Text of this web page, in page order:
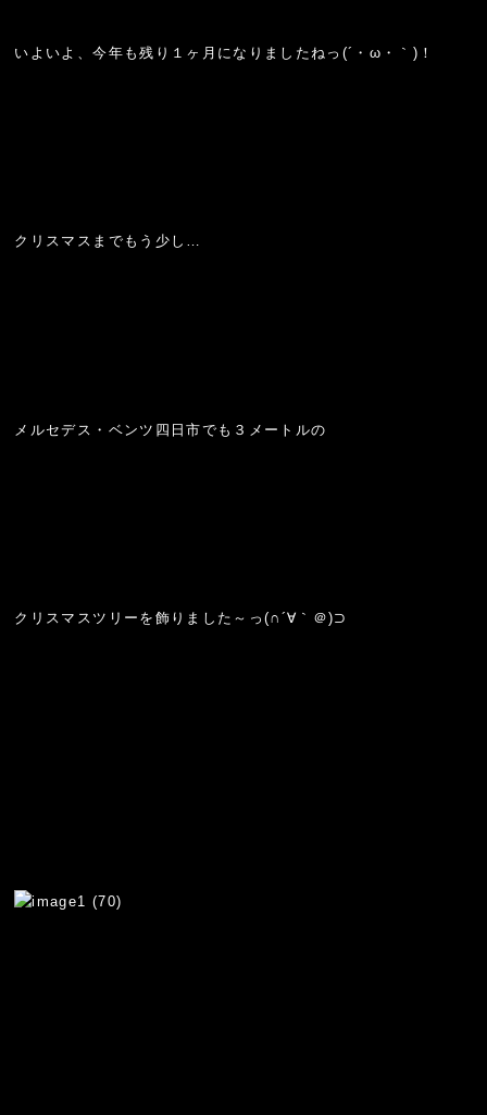
いよいよ、今年も残り１ヶ月になりましたねっ(´・ω・｀)！
クリスマスまでもう少し…
メルセデス・ベンツ四日市でも３メートルの
クリスマスツリーを飾りました～っ(∩´∀｀＠)⊃